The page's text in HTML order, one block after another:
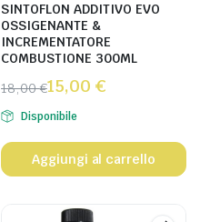
SINTOFLON ADDITIVO EVO
OSSIGENANTE &
INCREMENTATORE
COMBUSTIONE 300ML
18,00€15,00 €
Disponibile
Aggiungi al carrello